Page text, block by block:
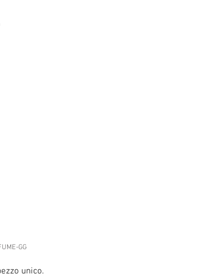
GG
unico.